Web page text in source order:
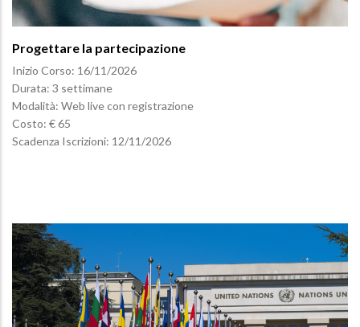
Progettare la partecipazione
Inizio Corso: 16/11/2026
Durata: 3 settimane
Modalità: Web live con registrazione
Costo: € 65
Scadenza Iscrizioni: 12/11/2026